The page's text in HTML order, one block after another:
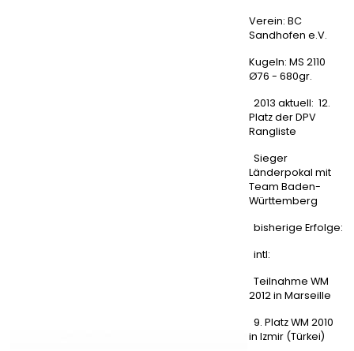
Verein: BC
Sandhofen e.V.
Kugeln: MS 2110
Ø76 - 680gr.
2013 aktuell: 12.
Platz der DPV
Rangliste
Sieger
Länderpokal mit
Team Baden-
Württemberg
bisherige Erfolge:
intl:
Teilnahme WM
2012 in Marseille
9. Platz WM 2010
in Izmir (Türkei)